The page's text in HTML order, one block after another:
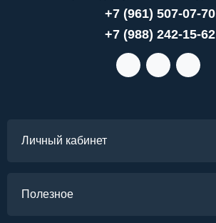
+7 (961) 507-07-70
+7 (988) 242-15-62
Личный кабинет
Полезное